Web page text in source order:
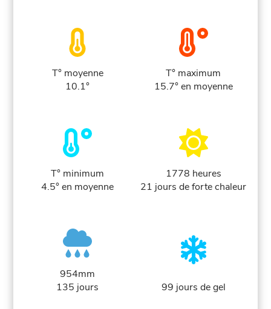
T° moyenne
10.1°
T° maximum
15.7° en moyenne
T° minimum
4.5° en moyenne
1778 heures
21 jours de forte chaleur
954mm
135 jours
99 jours de gel